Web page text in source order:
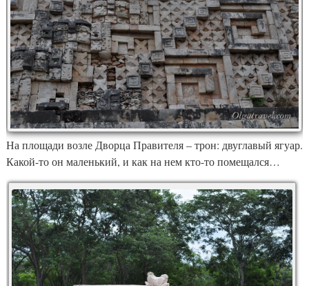
На площади возле Дворца Правителя – трон: двуглавый ягуар.
Какой-то он маленький, и как на нем кто-то помещался…